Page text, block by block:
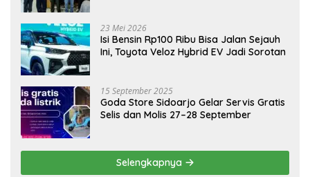
23 Mei 2026
Isi Bensin Rp100 Ribu Bisa Jalan Sejauh
Ini, Toyota Veloz Hybrid EV Jadi Sorotan
15 September 2025
Goda Store Sidoarjo Gelar Servis Gratis
Selis dan Molis 27–28 September
Selengkapnya